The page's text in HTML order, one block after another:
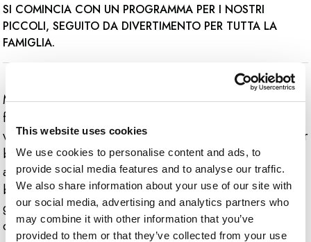
This website uses cookies
We use cookies to personalise content and ads, to
provide social media features and to analyse our traffic.
We also share information about your use of our site with
our social media, advertising and analytics partners who
may combine it with other information that you’ve
provided to them or that they’ve collected from your use
SI COMINCIA CON UN PROGRAMMA PER I NOSTRI
PICCOLI, SEGUITO DA DIVERTIMENTO PER TUTTA LA
FAMIGLIA.
Musica, danza, teatro, commedia ed effetti luminosi
fanno parte del nostro programma che renderà la tua
vacanza indimenticabile. I programmi di animazione per
bambini includono: mini discoteca artur, fiabe, cartoni
animati, festa dei pirati, spettacolo di danza per
bambini, spettacolo di magia. Programmi per adulti:
greatest music show, comedy night, serate con musica
dal vivo e movie night.